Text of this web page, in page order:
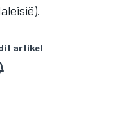
artikel